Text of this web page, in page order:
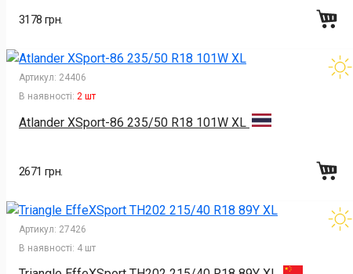
3178 грн.
Артикул: 24406
В наявності: 2 шт
Atlander XSport-86 235/50 R18 101W XL
2671 грн.
Артикул: 27426
В наявності: 4 шт